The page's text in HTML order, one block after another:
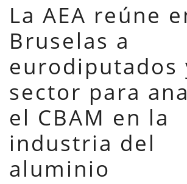
La AEA reúne
Bruselas a
eurodiputados
sector para
el CBAM en la
industria del
aluminio